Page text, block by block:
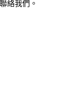
絡我們。